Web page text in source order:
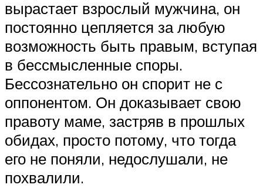
вырастает взрослый мужчина, он
постоянно цепляется за любую
возможность быть правым, вступая
в бессмысленные споры.
Бессознательно он спорит не с
оппонентом. Он доказывает свою
правоту маме, застряв в прошлых
обидах, просто потому, что тогда
его не поняли, недослушали, не
похвалили.